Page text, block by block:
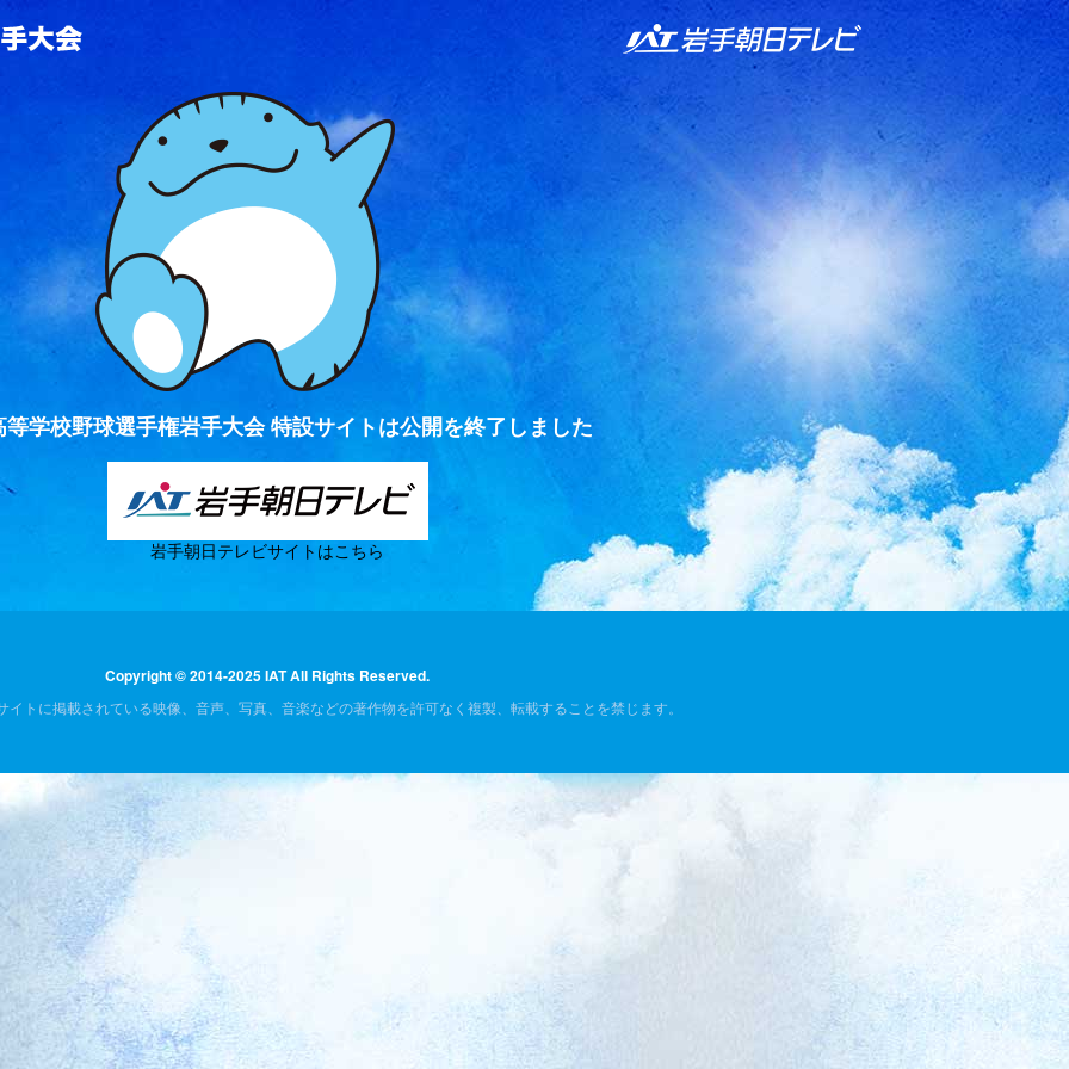
IAT 岩手朝日テレビ
等学校野球選手権岩手大会 特設サイトは公開を終了しました
岩手朝日テレビサイトはこちら
Copyright © 2014-2025 IAT All Rights Reserved.
イトに掲載されている映像、音声、写真、音楽などの著作物を許可なく複製、転載することを禁じます。